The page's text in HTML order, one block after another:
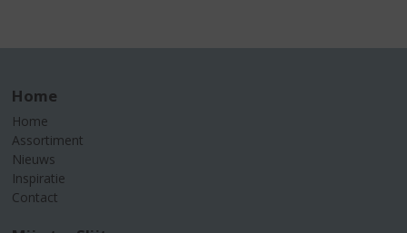
Home
Home
Assortiment
Nieuws
Inspiratie
Contact